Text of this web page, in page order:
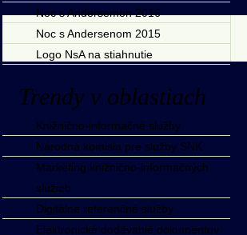
Noc s Andersemon 2016
Noc s Andersenom 2015
Logo NsA na stiahnutie
Trendy v oblastiach
Knižnično-informačné služby
Národná komisia pre služby SNK
Marketing knižnično-informačných
služieb
Digitálne referenčné služby
Elektronické dodávanie dokumentov